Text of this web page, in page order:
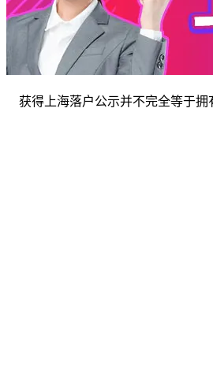
获得上海落户公示并不完全等于拥